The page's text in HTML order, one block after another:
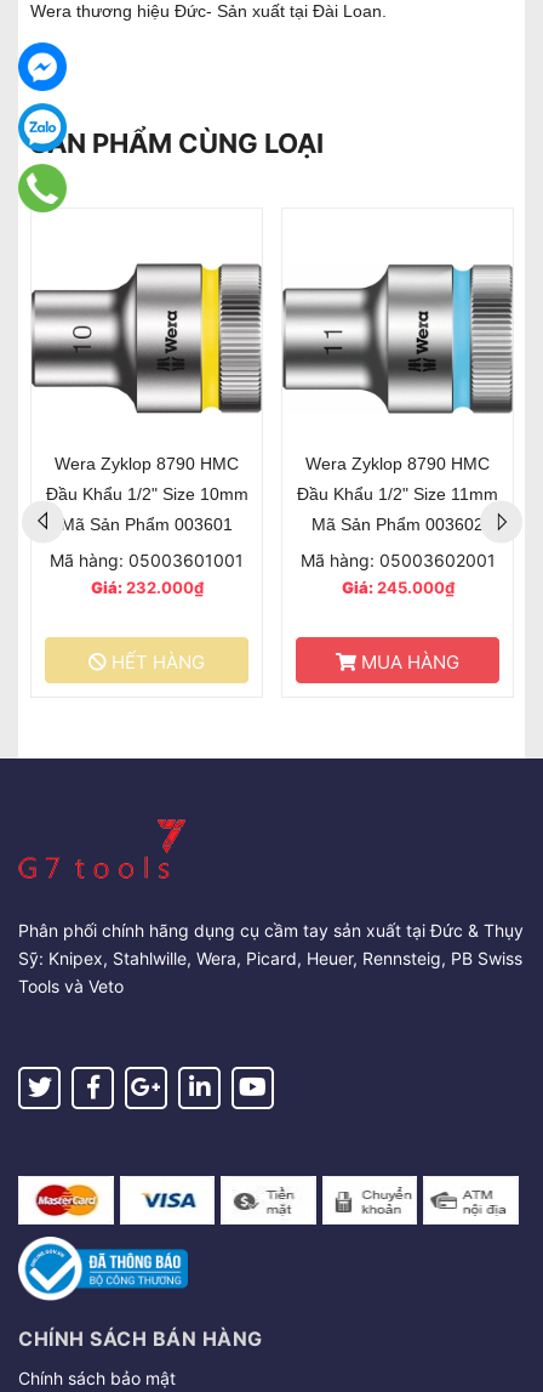
Wera thương hiệu Đức- Sản xuất tại Đài Loan.
SẢN PHẨM CÙNG LOẠI
Wera Zyklop 8790 HMC
Đầu Khẩu 1/2" Size 10mm
Mã Sản Phẩm 003601
Mã hàng: 05003601001
Giá:232.000₫
HẾT HÀNG
Wera Zyklop 8790 HMC
Đầu Khẩu 1/2" Size 11mm
Mã Sản Phẩm 003602
Mã hàng: 05003602001
Giá:245.000₫
MUA HÀNG
Phân phối chính hãng dụng cụ cầm tay sản xuất tại Đức & Thụy
Sỹ: Knipex, Stahlwille, Wera, Picard, Heuer, Rennsteig, PB Swiss
Tools và Veto
CHÍNH SÁCH BÁN HÀNG
Chính sách bảo mật